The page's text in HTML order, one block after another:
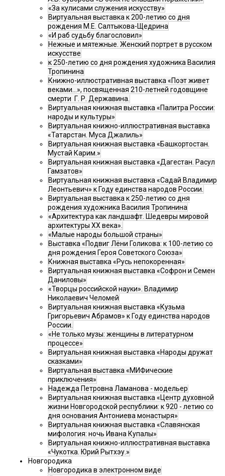
«За кулисами служения искусству»
Виртуальная выставка к 200-летию со дня
рождения М.Е. Салтыкова-Щедрина
«И раб судьбу благословил»
Нежные и мятежные. Женский портрет в русском
искусстве
к 250-летию со дня рождения художника Василия
Тропинина
Книжно-иллюстративная выставка «Поэт живет
веками…», посвященная 210-летней годовщине
смерти Г. Р. Державина.
Виртуальная книжная выставка «Палитра России:
народы и культуры»
Виртуальная книжно-иллюстративная выставка
«Татарстан. Муса Джалиль»
Виртуальная книжная выставка «Башкортостан.
Мустай Карим.»
Виртуальная книжная выставка «Дагестан. Расул
Гамзатов»
Виртуальная книжная выставка «Садай Владимир
Леонтьевич» к Году единства народов России.
Виртуальная выставка к 250-летию со дня
рождения художника Василия Тропинина
«Архитектура как ландшафт. Шедевры мировой
архитектуры XX века».
«Малые народы большой страны»
Выставка «Подвиг Лёни Голикова: к 100-летию со
дня рождения Героя Советского Союза»
Книжная выставка «Русь непокоренная»
Виртуальная книжная выставка «Софрон и Семен
Даниловы»
«Творцы российской науки». Владимир
Николаевич Челомей
Виртуальная книжная выставка «Кузьма
Григорьевич Абрамов» к Году единства народов
России.
«Не только музы: женщины в литературном
процессе»
Виртуальная книжная выставка «Народы дружат
сказками»
Виртуальная выставка «МИФические
приключения»
Надежда Петровна Ламанова - модельер
Виртуальная книжная выставка «Центр духовной
жизни Новгородской республики: к 920 - летию со
дня основания Антониева монастыря»
Виртуальная книжная выставка «Славянская
мифология: ночь Ивана Купалы»
Виртуальная книжно-иллюстративная выставка
«Чукотка. Юрий Рытхэу.»
Новгородика
Новгородика в электронном виде